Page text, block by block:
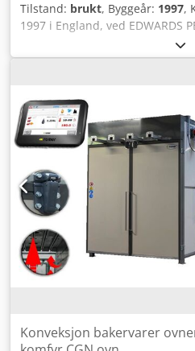
Tilstand: brukt, Byggeår: 1997,
1997 i England, ved EDWARDS
Knekke-/bøypepressen er i god
verktøy. Den har alltid blitt
servet til rett tid. Maskinen er
PEARSON 100/3100 PR6
100 mm Presskraft: 100 tonn
mellom bord og ramme: 450
mm/s Returhastighet: 110 mm/
Y1, Y2, Z1, Z2, R Verktøy:
Utepfx Af Horf Annet: Nylig
tastatur for enklere betjening.
du har flere spørsmål.
Konveksjon bakervarer